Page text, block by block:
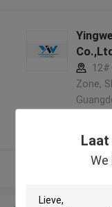
We
12#
Zone,